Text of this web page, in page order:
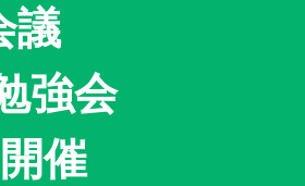
議
強会
催